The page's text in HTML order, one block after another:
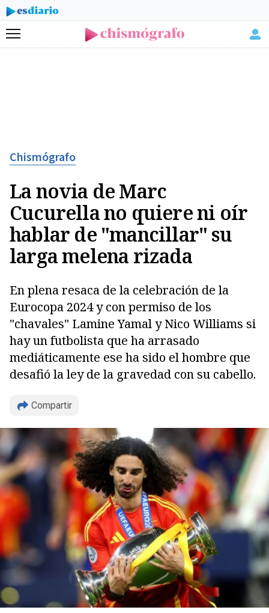
Menú
Chismógrafo
La novia de Marc
Cucurella no quiere ni oír
hablar de "mancillar" su
larga melena rizada
En plena resaca de la celebración de la
Eurocopa 2024 y con permiso de los
"chavales" Lamine Yamal y Nico Williams si
hay un futbolista que ha arrasado
mediáticamente ese ha sido el hombre que
desafió la ley de la gravedad con su cabello.
Compartir
Copiar